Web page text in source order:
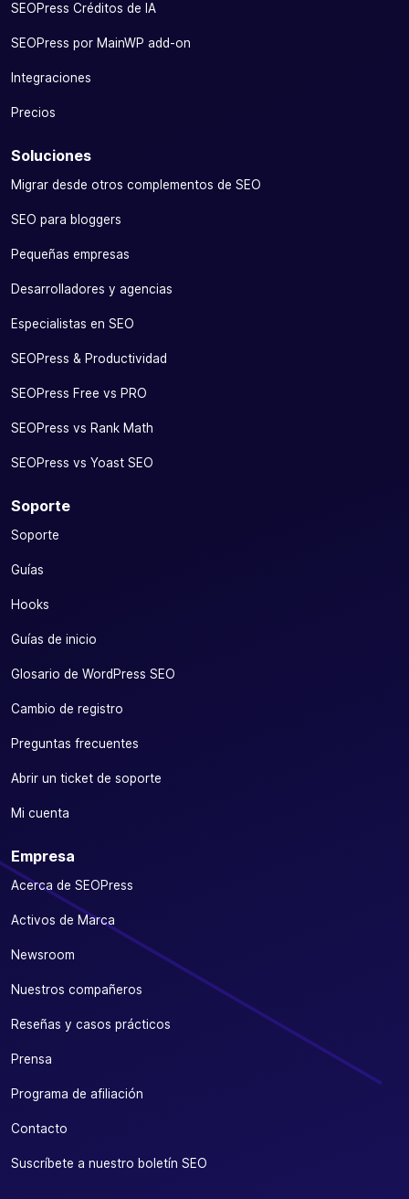
SEOPress Créditos de IA
SEOPress por MainWP add-on
Integraciones
Precios
Soluciones
Migrar desde otros complementos de SEO
SEO para bloggers
Pequeñas empresas
Desarrolladores y agencias
Especialistas en SEO
SEOPress & Productividad
SEOPress Free vs PRO
SEOPress vs Rank Math
SEOPress vs Yoast SEO
Soporte
Soporte
Guías
Hooks
Guías de inicio
Glosario de WordPress SEO
Cambio de registro
Preguntas frecuentes
Abrir un ticket de soporte
Mi cuenta
Empresa
Acerca de SEOPress
Activos de Marca
Newsroom
Nuestros compañeros
Reseñas y casos prácticos
Prensa
Programa de afiliación
Contacto
Suscríbete a nuestro boletín SEO